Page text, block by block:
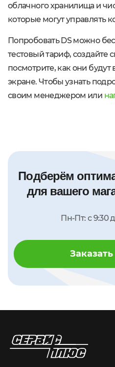
облачного хранилища и
которые могут управлять
Попробовать DS можно
тестовый тариф, создайте
посмотрите, как они будут
экране. Чтобы узнать
своим менеджером или
Подберём
для вашего
Пн-Пт: с 9:30